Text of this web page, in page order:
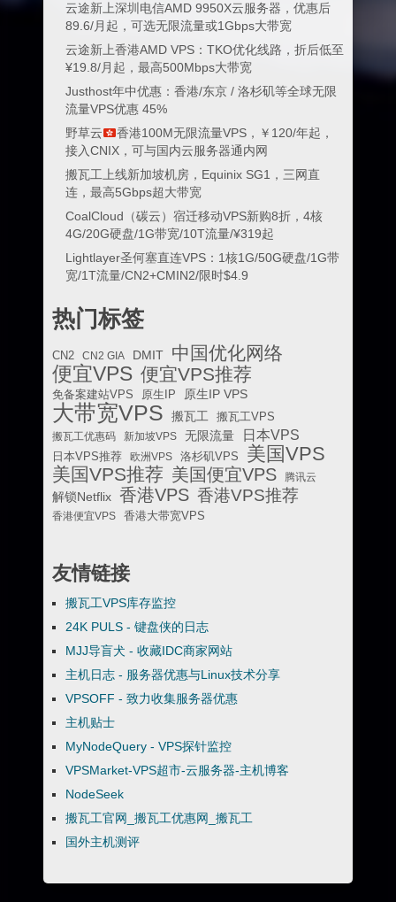
云途新上深圳电信AMD 9950X云服务器，优惠后
89.6/月起，可选无限流量或1Gbps大带宽
云途新上香港AMD VPS：TKO优化线路，折后低至
¥19.8/月起，最高500Mbps大带宽
Justhost年中优惠：香港/东京 / 洛杉矶等全球无限
流量VPS优惠 45%
野草云
香港100M无限流量VPS，￥120/年起，
接入CNIX，可与国内云服务器通内网
搬瓦工上线新加坡机房，Equinix SG1，三网直
连，最高5Gbps超大带宽
CoalCloud（碳云）宿迁移动VPS新购8折，4核
4G/20G硬盘/1G带宽/10T流量/¥319起
Lightlayer圣何塞直连VPS：1核1G/50G硬盘/1G带
宽/1T流量/CN2+CMIN2/限时$4.9
热门标签
CN2 CN2 GIA DMIT 中国优化网络
便宜VPS 便宜VPS推荐
免备案建站VPS 原生IP 原生IP VPS
大带宽VPS 搬瓦工
搬瓦工VPS
搬瓦工优惠码
新加坡VPS 无限流量 日本VPS
日本VPS推荐 欧洲VPS 洛杉矶VPS 美国VPS
美国VPS推荐 美国便宜VPS 腾讯云
解锁Netflix 香港VPS 香港VPS推荐
香港便宜VPS 香港大带宽VPS
友情链接
搬瓦工VPS库存监控
24K PULS - 键盘侠的日志
MJJ导盲犬 - 收藏IDC商家网站
主机日志 - 服务器优惠与Linux技术分享
VPSOFF - 致力收集服务器优惠
主机贴士
MyNodeQuery - VPS探针监控
VPSMarket-VPS超市-云服务器-主机博客
NodeSeek
搬瓦工官网_搬瓦工优惠网_搬瓦工
国外主机测评